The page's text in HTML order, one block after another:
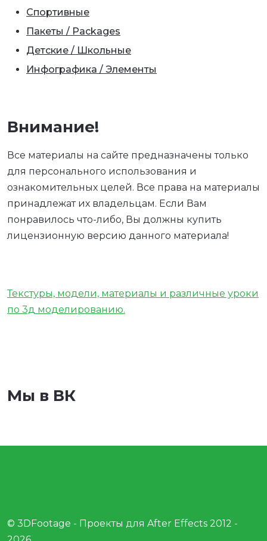
Спортивные
Пакеты / Packages
Детские / Школьные
Инфографика / Элементы
Внимание!
Все материалы на сайте предназначены только
для персонального использования и
ознакомительных целей. Все права на материалы
принадлежат их владельцам. Если Вам
понравилось что-либо, Вы должны купить
лицензионную версию данного материала!
Текстуры, модели, материалы и различные уроки
по 3д моделированию.
Мы в ВК
© 3DFootage - Проекты для After Effects 2012 -